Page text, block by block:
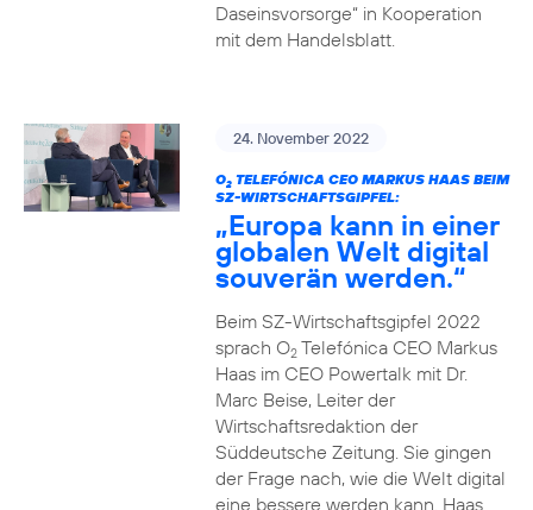
Daseinsvorsorge“ in Kooperation
mit dem Handelsblatt.
24. November 2022
O2TELEFÓNICA CEO MARKUS HAAS BEIM
SZ-WIRTSCHAFTSGIPFEL:
„Europa kann in einer
globalen Welt digital
souverän werden.“
Beim SZ-Wirtschaftsgipfel 2022
sprach O2Telefónica CEO Markus
Haas im CEO Powertalk mit Dr.
Marc Beise, Leiter der
Wirtschaftsredaktion der
Süddeutsche Zeitung. Sie gingen
der Frage nach, wie die Welt digital
eine bessere werden kann. Haas